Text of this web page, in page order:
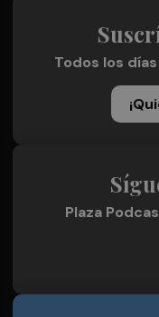
Todos los
Plaza